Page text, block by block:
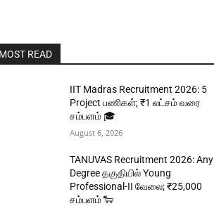
READ
IIT Madras Recruitment 2026: 5
Project பணிகள்; ₹1 லட்சம் வரை
சம்பளம் 🎓
August 6, 2026
TANUVAS Recruitment 2026: Any
Degree தகுதியில் Young
Professional-II வேலை; ₹25,000
சம்பளம் 🐑